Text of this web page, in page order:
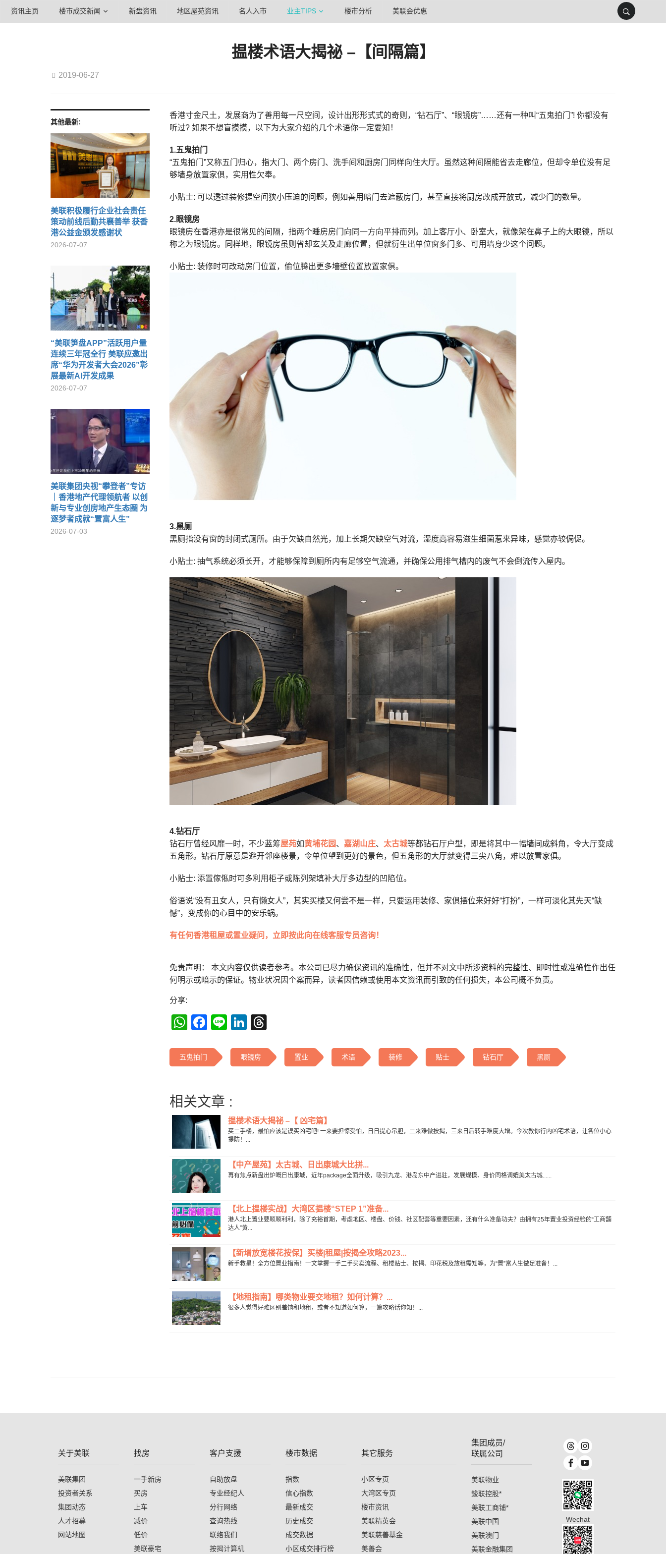
资讯主页 楼市成交新闻 新盘资讯 地区屋苑资讯 名人入市 业主TIPS 楼市分析 美联会优惠
揾楼术语大揭祕 –【间隔篇】
2019-06-27
其他最新:
美联积极履行企业社会责任
策动前线后勤共襄善举 获香
港公益金颁发感谢状
2026-07-07
“美联笋盘APP”活跃用户量
连续三年冠全行 美联应邀出
席“华为开发者大会2026”彰
展最新AI开发成果
2026-07-07
美联集团央视“攀登者”专访
｜香港地产代理领航者 以创
新与专业创房地产生态圈 为
逐梦者成就“置富人生”
2026-07-03
香港寸金尺土，发展商为了善用每一尺空间，设计出形形式式的奇则，“钻石厅”、“眼镜房”……还有一种叫“五鬼拍门”! 你都没有
听过? 如果不想盲摸摸，以下为大家介绍的几个术语你一定要知！
1.五鬼拍门
“五鬼拍门”又称五门归心，指大门、两个房门、洗手间和厨房门同样向住大厅。虽然这种间隔能省去走廊位，但却令单位没有足
够墙身放置家俱，实用性欠奉。
小贴士: 可以透过装修提空间狭小压迫的问题，例如善用暗门去遮蔽房门，甚至直接将厨房改成开放式，减少门的数量。
2.眼镜房
眼镜房在香港亦是很常见的间隔，指两个睡房房门向同一方向平排而列。加上客厅小、卧室大，就像架在鼻子上的大眼镜，所以
称之为眼镜房。同样地，眼镜房虽则省却玄关及走廊位置，但就衍生出单位窗多门多、可用墙身少这个问题。
小贴士: 装修时可改动房门位置，偷位腾出更多墙壁位置放置家俱。
3.黑厕
黑厕​指没有窗的封闭式厕所。由于欠缺自然光，加上长期欠缺空气对流，湿度高容易滋生细菌惹来异味，感觉亦较侷促。
小贴士: 抽气系统必须长开，才能够保障到厕所内有足够空气流通，并确保公用排气槽内的废气不会倒流传入屋内。
4.钻石厅
钻石厅曾经风靡一时，不少蓝筹屋苑如黄埔花园、 嘉湖山庄、 太古城等都钻石厅户型，即是将其中一幅墙间成斜角，令大厅变成
五角形。钻石厅原意是避开邻座楼景，令单位望到更好的景色，但五角形的大厅就变得三尖八角，难以放置家俱。
小贴士: 添置傢俬时可多利用柜子或陈列架填补大厅多边型的凹陷位。
俗语说“没有丑女人，只有懒女人”，其实买楼又何尝不是一样，只要运用装修、家俱摆位来好好“打扮”，一样可淡化其先天“缺
憾”，变成你的心目中的安乐蜗。
有任何香港租屋或置业疑问，立即按此向在线客服专员咨询！
免责声明： 本文内容仅供读者参考。本公司已尽力确保资讯的准确性，但并不对文中所涉资料的完整性、即时性或准确性作出任
何明示或暗示的保证。物业状况因个案而异，读者因信赖或使用本文资讯而引致的任何损失，本公司概不负责。
分享:
WhatsApp
Facebook
LineLinkedIn
五鬼拍门 眼镜房 置业 术语 装修 贴士 钻石厅 黑厕​
相关文章 :
揾楼术语大揭祕 –【 凶宅篇】
买二手楼，最怕应该是误买凶宅吧! 一来要担惊受怕，日日提心吊胆，二来难做按揭，三来日后转手难度大增。今次教你行内凶宅术语，让各位小心
提防！...
【中产屋苑】太古城、日出康城大比拼...
再有焦点新盘出炉嘅日出康城，近年package全面升级，吸引九龙、港岛东中产进驻，发展规模、身价同格调媲美太古城......
【北上揾楼实战】大湾区揾楼“STEP 1”准备...
港人北上置业要顺顺利利，除了充裕首期，考虑地区、楼盘、价钱、社区配套等重要因素，还有什么准备功夫？由拥有25年置业投资经验的“工商舖
达人”黄...
【新增放宽楼花按保】买楼|租屋|按揭全攻略2023...
新手救星！全方位置业指南！一文掌握一手二手买卖流程、租楼贴士、按揭、印花税及放租需知等，为“置”富人生做足准备！...
【地租指南】哪类物业要交地租？如何计算？...
很多人觉得好难区别差饷和地租，或者不知道如何算，一篇攻略话你知！...
关于美联
美联集团
投资者关系
集团动态
人才招募
网站地图
找房
一手新房
买房
上车
减价
低价
美联豪宅
客户支援
自助放盘
专业经纪人
分行网络
查询热线
联络我们
按揭计算机
楼市数据
指数
信心指数
最新成交
历史成交
成交数据
小区成交排行榜
其它服务
小区专页
大湾区专页
楼市资讯
美联精英会
美联慈善基金
美善会
集团成员/
联属公司
美联物业
鋑联控股*
美联工商铺*
美联中国
美联澳门
美联金融集团
Wechat